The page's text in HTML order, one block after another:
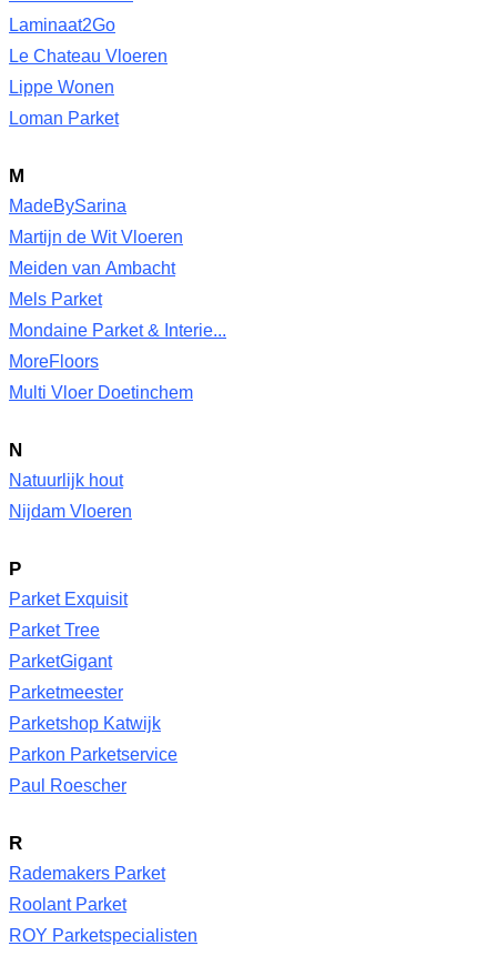
Laminaat2Go
Le Chateau Vloeren
Lippe Wonen
Loman Parket
M
MadeBySarina
Martijn de Wit Vloeren
Meiden van Ambacht
Mels Parket
Mondaine Parket & Interie...
MoreFloors
Multi Vloer Doetinchem
N
Natuurlijk hout
Nijdam Vloeren
P
Parket Exquisit
Parket Tree
ParketGigant
Parketmeester
Parketshop Katwijk
Parkon Parketservice
Paul Roescher
R
Rademakers Parket
Roolant Parket
ROY Parketspecialisten